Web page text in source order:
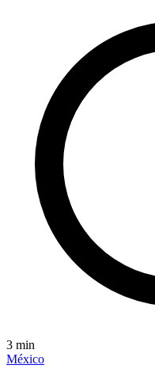
3 min
México